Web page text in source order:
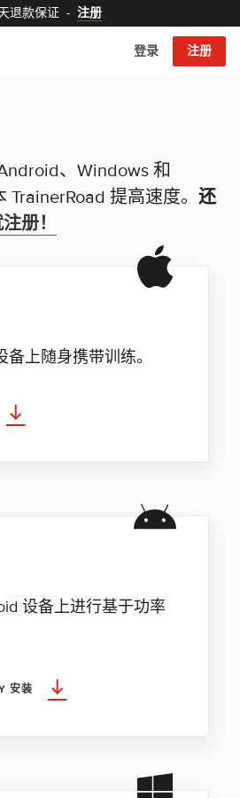
退款保证 - 注册
登录 注册
、Windows 和
提高速度。 还
册！
备上随身携带训练。
设备上进行基于功率
安装